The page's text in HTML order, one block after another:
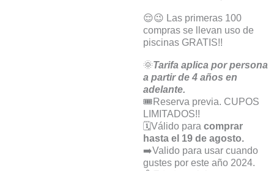
😌😉 Las primeras 100
compras se llevan uso de
piscinas GRATIS!!
🌞Tarifa aplica por persona
a partir de 4 años en
adelante.
🎟️Reserva previa. CUPOS
LIMITADOS!!
🗓️Válido para comprar
hasta el 19 de agosto.
➡️Valido para usar cuando
gustes por este año 2024.